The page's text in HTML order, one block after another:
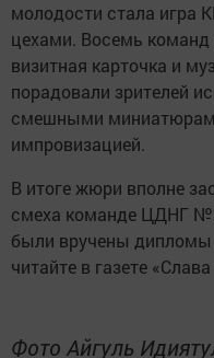
молодости стала игра
цехами. Восемь команд
визитная карточка и
порадовали зрителей
смешными
импровизацией.
В итоге жюри вполне
смеха команде ЦДНГ
были вручены дипломы
читайте в газете
Фото Айгуль